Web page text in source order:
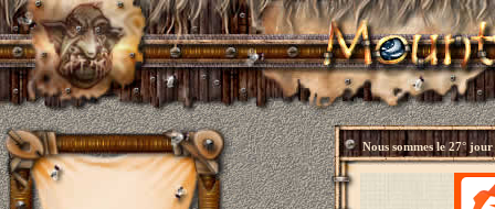
Nous sommes le27° jour